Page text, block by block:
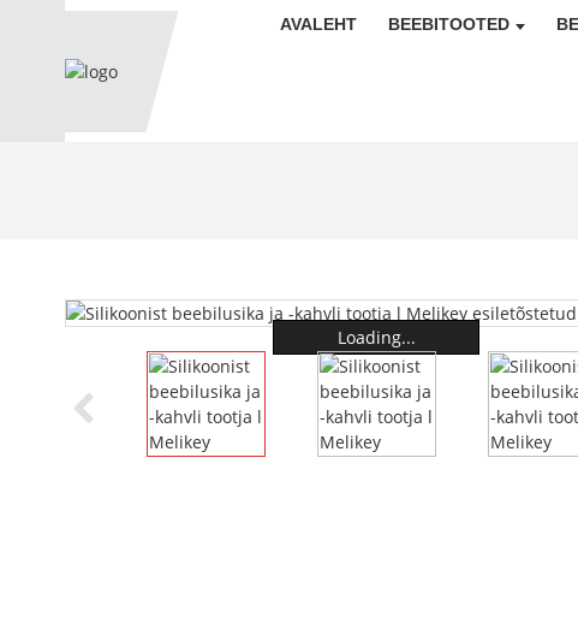
AVALEHT BEEBITOOTED
Loading...